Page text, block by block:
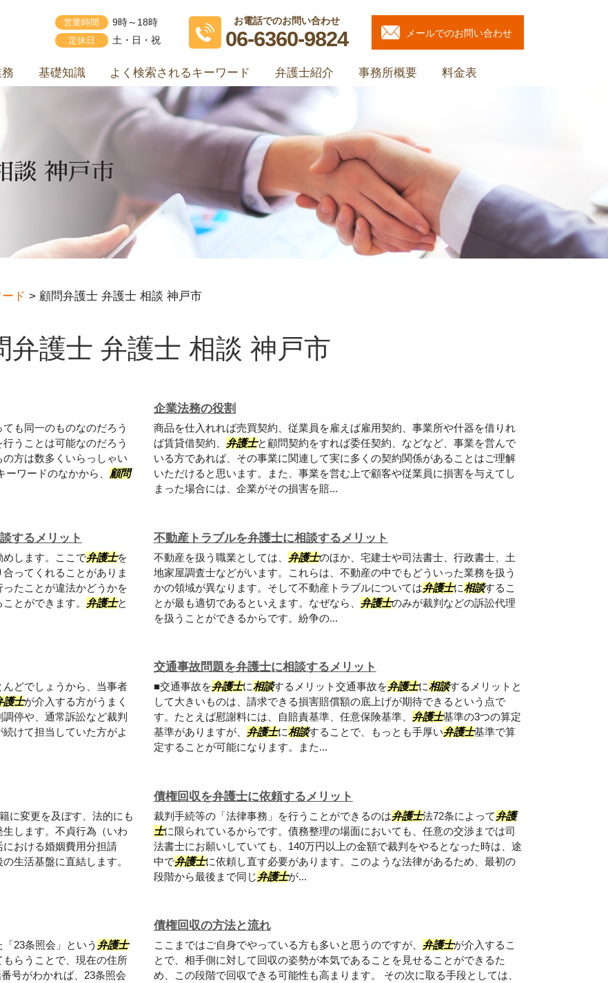
談 神戸市
営業時間
9時～18時
定休日
土・日・祝
お電話でのお問い合わせ
06-6360-9824 メールでのお問い合わせ
基礎知識 よく検索されるキーワード 弁護士紹介 事務所概要 料金表
ド > 顧問弁護士 弁護士 相談 神戸市
弁護士 弁護士 相談 神戸市
も同一のものなのだろう
行うことは可能なのだろう
方は数多くいらっしゃい
ワードのなかから、 顧問
企業法務の役割
商品を仕入れれば売買契約、従業員を雇えば雇用契約、事業所や什器を借りれ
ば賃貸借契約、 弁護士と顧問契約をすれば委任契約、などなど、事業を営んで
いる方であれば、その事業に関連して実に多くの契約関係があることはご理解
いただけると思います。また、事業を営む上で顧客や従業員に損害を与えてし
まった場合には、企業がその損害を賠...
するメリット
します。ここで弁護士を
ってくれることがありま
たことが違法かどうかを
とができます。 弁護士と
不動産トラブルを弁護士に相談するメリット
不動産を扱う職業としては、 弁護士のほか、宅建士や司法書士、行政書士、土
地家屋調査士などがいます。これらは、不動産の中でもどういった業務を扱う
かの領域が異なります。そして不動産トラブルについては弁護士に相談するこ
とが最も適切であるといえます。なぜなら、 弁護士のみが裁判などの訴訟代理
を扱うことができるからです。紛争の...
どでしょうから、当事者
護士が介入する方がうまく
停や、通常訴訟など裁判
続けて担当していた方がよ
交通事故問題を弁護士に相談するメリット
■交通事故を弁護士に相談するメリット交通事故を弁護士に相談するメリットと
して大きいものは、請求できる損害賠償額の底上げが期待できるという点で
す。たとえば慰謝料には、自賠責基準、任意保険基準、 弁護士基準の3つの算定
基準がありますが、 弁護士に相談することで、もっとも手厚い弁護士基準で算
定することが可能になります。また...
に変更を及ぼす、法的にも
します。不貞行為（いわ
おける婚姻費用分担請
生活基盤に直結します。
債権回収を弁護士に依頼するメリット
裁判手続等の「法律事務」を行うことができるのは弁護士法72条によって弁護
士に限られているからです。債務整理の場面においても、任意の交渉までは司
法書士にお願いしていても、140万円以上の金額で裁判をやるとなった時は、途
中で弁護士に依頼し直す必要があります。このような法律があるため、最初の
段階から最後まで同じ弁護士が...
23条照会」という 弁護士
らうことで、現在の住所
号がわかれば、23条照会
債権回収の方法と流れ
ここまではご自身でやっている方も多いと思うのですが、 弁護士が介入するこ
とで、相手側に対して回収の姿勢が本気であることを見せることができるた
め、この段階で回収できる可能性も高まります。 その次に取る手段としては、